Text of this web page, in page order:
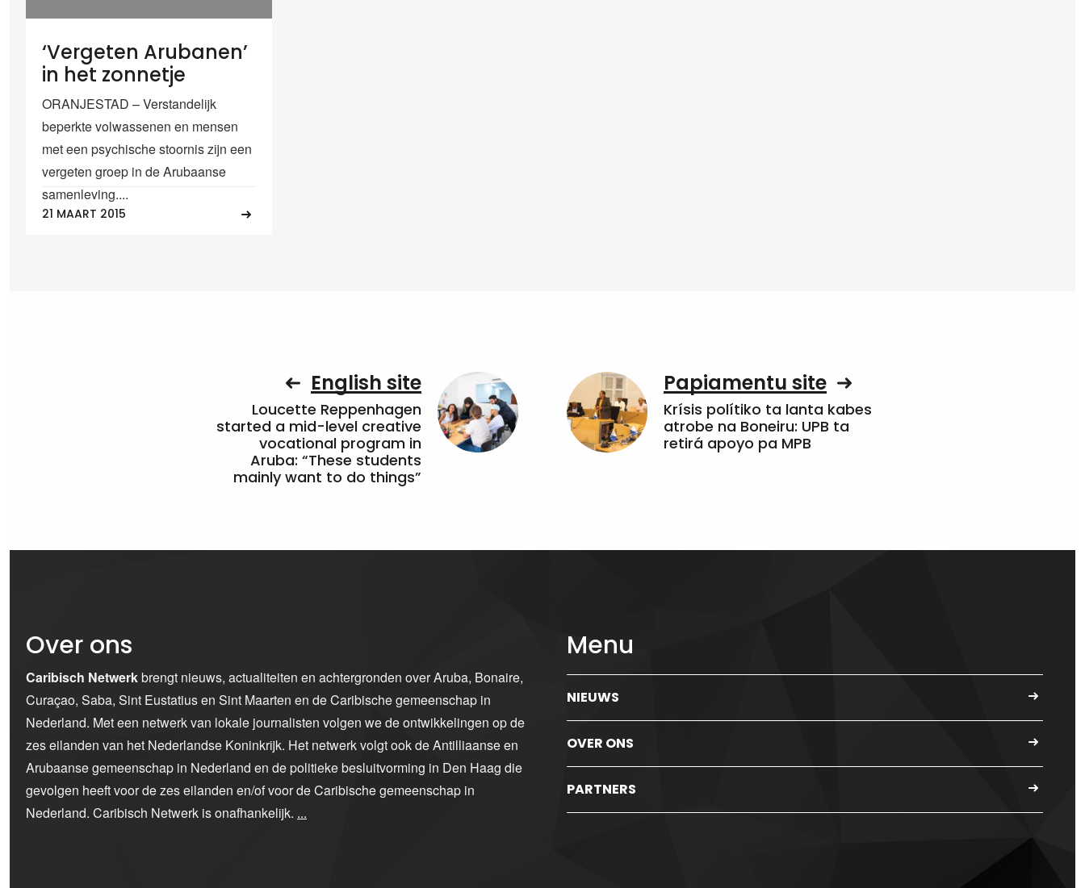
‘Vergeten Arubanen’
in het zonnetje
ORANJESTAD – Verstandelijk
beperkte volwassenen en mensen
met een psychische stoornis zijn een
vergeten groep in de Arubaanse
samenleving....
21 MAART 2015
English site
Loucette Reppenhagen
started a mid-level creative
vocational program in
Aruba: “These students
mainly want to do things”
Papiamentu site
Krísis polítiko ta lanta kabes
atrobe na Boneiru: UPB ta
retirá apoyo pa MPB
Over ons
Caribisch Netwerkbrengt nieuws, actualiteiten en achtergronden over Aruba, Bonaire,
Curaçao, Saba, Sint Eustatius en Sint Maarten en de Caribische gemeenschap in
Nederland. Met een netwerk van lokale journalisten volgen we de ontwikkelingen op de
zes eilanden van het Nederlandse Koninkrijk. Het netwerk volgt ook de Antilliaanse en
Arubaanse gemeenschap in Nederland en de politieke besluitvorming in Den Haag die
gevolgen heeft voor de zes eilanden en/of voor de Caribische gemeenschap in
Nederland. Caribisch Netwerk is onafhankelijk. ...
Menu
NIEUWS
OVER ONS
PARTNERS